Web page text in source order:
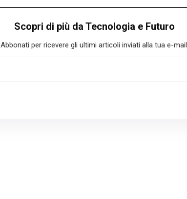
Scopri di più da Tecnologia e Futuro
Abbonati per ricevere gli ultimi articoli inviati alla tua e-mail.